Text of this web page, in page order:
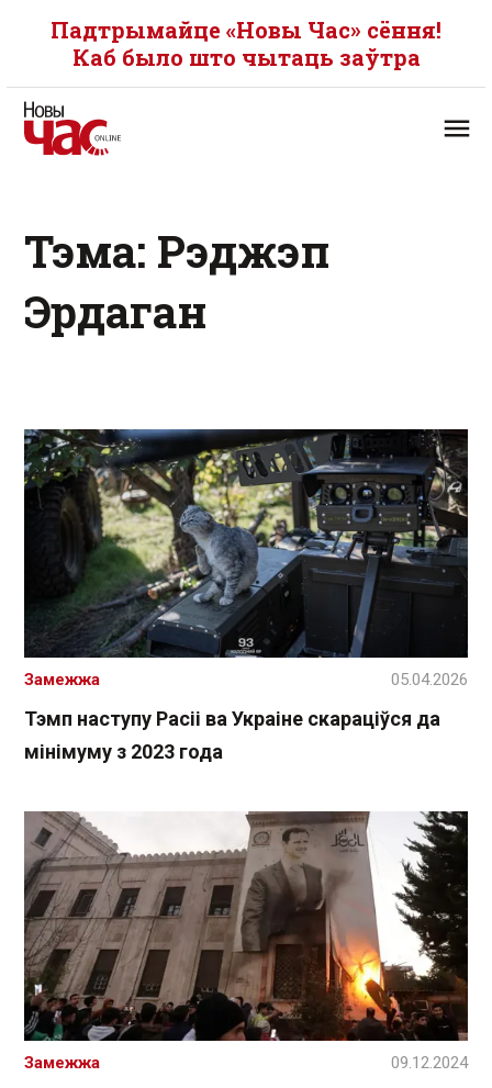
Падтрымайце «Новы Час» сёння!
Каб было што чытаць заўтра
Тэма: Рэджэп
Эрдаган
Тэмп наступу Расіі ва Украіне скараціўся да
мінімуму з 2023 года
Замежжа 05.04.2026
Замежжа 09.12.2024